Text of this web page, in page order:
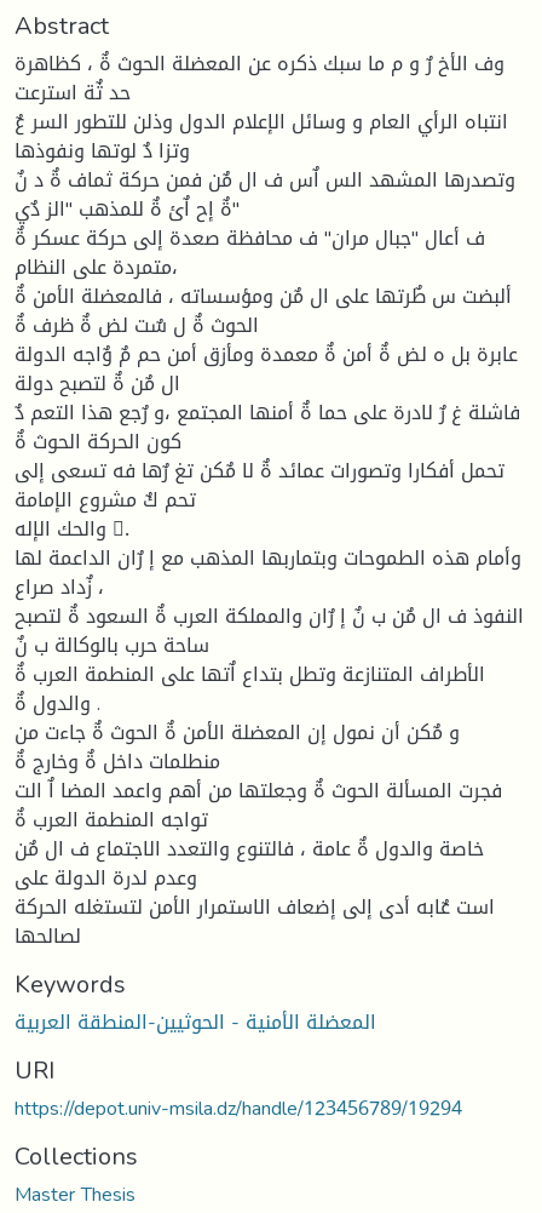
Abstract
وف الأخ رٌ و م ما سبك ذكره عن المعضلة الحوث ةٌ ، كظاهرة
حد ثٌة استرعت
انتباه الرأي العام و وسائل الإعلام الدول وذلن للتطور السر عٌ
وتزا دٌ لوتها ونفوذها
وتصدرها المشهد الس اٌس ف ال مٌن فمن حركة ثماف ةٌ د نٌ
ةٌ إح اٌئ ةٌ للمذهب "الز دٌي"
ف أعال "جبال مران" ف محافظة صعدة إلى حركة عسكر ةٌ
متمردة على النظام،
ألبضت س طٌرتها على ال مٌن ومؤسساته ، فالمعضلة الأمن ةٌ
الحوث ةٌ ل سٌت لض ةٌ ظرف ةٌ
عابرة بل ه لض ةٌ أمن ةٌ معمدة ومأزق أمن حم مٌ وٌاجه الدولة
ال مٌن ةٌ لتصبح دولة
فاشلة غ رٌ لادرة على حما ةٌ أمنها المجتمع ،و رٌجع هذا التعم دٌ
كون الحركة الحوث ةٌ
تحمل أفكارا وتصورات عمائد ةٌ لا مٌكن تغ رٌها فه تسعى إلى
تحم كٌ مشروع الإمامة
والحك الإله .ً
وأمام هذه الطموحات وبتماربها المذهب مع إ رٌان الداعمة لها
، زٌداد صراع
النفوذ ف ال مٌن ب نٌ إ رٌان والمملكة العرب ةٌ السعود ةٌ لتصبح
ساحة حرب بالوكالة ب نٌ
الأطراف المتنازعة وتطل بتداع اٌتها على المنطمة العرب ةٌ
والدول ةٌ .
و مٌكن أن نمول إن المعضلة الأمن ةٌ الحوث ةٌ جاءت من
منطلمات داخل ةٌ وخارج ةٌ
فجرت المسألة الحوث ةٌ وجعلتها من أهم واعمد المضا اٌ الت
تواجه المنطمة العرب ةٌ
خاصة والدول ةٌ عامة ، فالتنوع والتعدد الاجتماع ف ال مٌن
وعدم لدرة الدولة على
است عٌابه أدى إلى إضعاف الاستمرار الأمن لتستغله الحركة
لصالحها
Keywords
المعضلة الأمنية - الحوثيين-المنطقة العربية
URI
https://depot.univ-msila.dz/handle/123456789/19294
Collections
Master Thesis